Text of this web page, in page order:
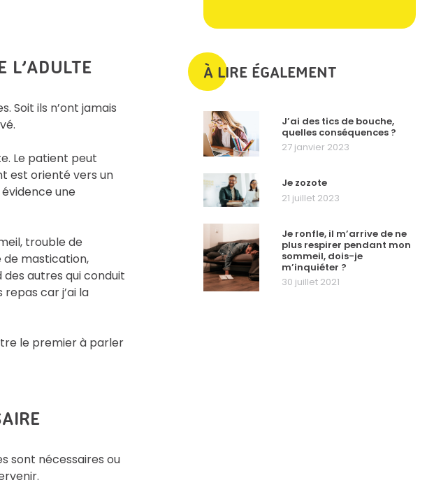
À LIRE ÉGALEMENT
J’ai des tics de bouche,
quelles conséquences ?
27 janvier 2023
Je zozote
21 juillet 2023
Je ronfle, il m’arrive de ne
plus respirer pendant mon
sommeil, dois-je
m’inquiéter ?
30 juillet 2021
L’ADULTE
Soit ils n’ont jamais
Le patient peut
est orienté vers un
une
trouble de
de mastication,
autres qui conduit
car j’ai la
le premier à parler
sont nécessaires ou